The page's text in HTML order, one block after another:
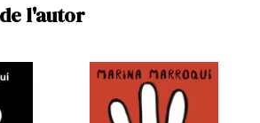
l'autor